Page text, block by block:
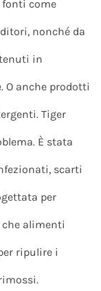
come
nonché da
in
O anche prodotti
Tiger
È stata
scarti
per
alimenti
ripulire i